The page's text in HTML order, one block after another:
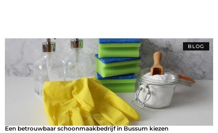
BLOG
Een betrouwbaar schoonmaakbedrijf in Bussum kiezen